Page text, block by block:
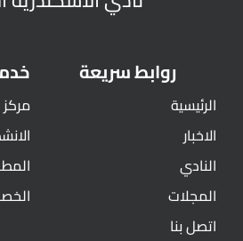
روابط سريعة
الرئيسية
الاخبار
النادي
المجلات
اتصل بنا